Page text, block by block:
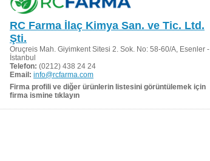
RC Farma İlaç Kimya San. ve Tic. Ltd.
Şti.
Oruçreis Mah. Giyimkent Sitesi 2. Sok. No: 58-60/A, Esenler -
İstanbul
Telefon: (0212) 438 24 24
Email: info@rcfarma.com
Firma profili ve diğer ürünlerin listesini görüntülemek için
firma ismine tıklayın